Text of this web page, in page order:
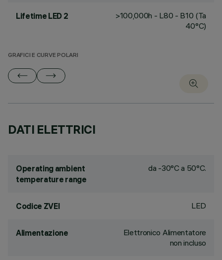
Lifetime LED 2
>100,000h - L80 - B10 (Ta
40°C)
GRAFICI E CURVE POLARI
DATI ELETTRICI
Operating ambient
temperature range
da -30°C a 50°C.
Codice ZVEI LED
Alimentazione
Elettronico Alimentatore
non incluso